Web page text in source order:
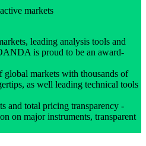
markets
leading analysis tools and
is proud to be an award-
global markets with thousands of
as well leading technical tools
and total pricing transparency -
on major instruments, transparent